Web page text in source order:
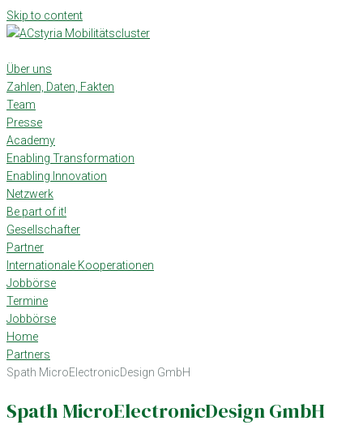
Skip to content
Über uns
Zahlen, Daten, Fakten
Team
Presse
Academy
Enabling Transformation
Enabling Innovation
Netzwerk
Be part of it!
Gesellschafter
Partner
Internationale Kooperationen
Jobbörse
Termine
Jobbörse
Home
Partners
Spath MicroElectronicDesign GmbH
Spath MicroElectronicDesign GmbH